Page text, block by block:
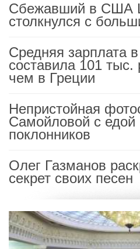
Сбежавший в США
столкнулся с
Средняя зарплата
составила 101
чем в Греции
Непристойная
Самойловой с едой
поклонников
Олег Газманов
секрет своих песен